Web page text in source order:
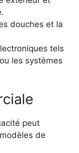
douches et la
tels
les systèmes
peut
de